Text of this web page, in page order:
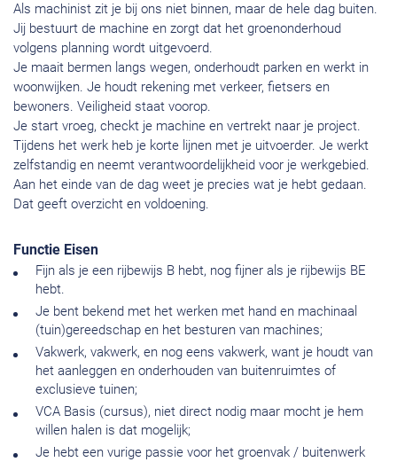
Als machinist zit je bij ons niet binnen, maar de hele dag buiten.
Jij bestuurt de machine en zorgt dat het groenonderhoud
volgens planning wordt uitgevoerd.
Je maait bermen langs wegen, onderhoudt parken en werkt in
woonwijken. Je houdt rekening met verkeer, fietsers en
bewoners. Veiligheid staat voorop.
Je start vroeg, checkt je machine en vertrekt naar je project.
Tijdens het werk heb je korte lijnen met je uitvoerder. Je werkt
zelfstandig en neemt verantwoordelijkheid voor je werkgebied.
Aan het einde van de dag weet je precies wat je hebt gedaan.
Dat geeft overzicht en voldoening.
Functie Eisen
Fijn als je een rijbewijs B hebt, nog fijner als je rijbewijs BE
hebt.
Je bent bekend met het werken met hand en machinaal
(tuin)gereedschap en het besturen van machines;
Vakwerk, vakwerk, en nog eens vakwerk, want je houdt van
het aanleggen en onderhouden van buitenruimtes of
exclusieve tuinen;
VCA Basis (cursus), niet direct nodig maar mocht je hem
willen halen is dat mogelijk;
Je hebt een vurige passie voor het groenvak / buitenwerk